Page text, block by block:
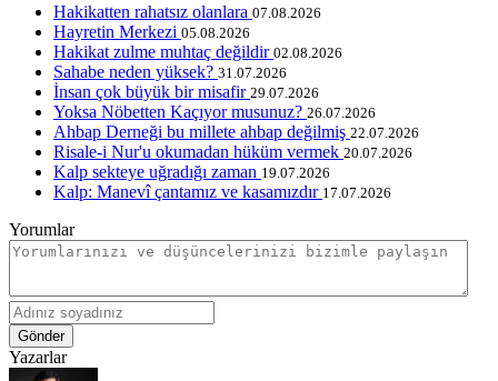
Hakikatten rahatsız olanlara 07.08.2026
Hayretin Merkezi 05.08.2026
Hakikat zulme muhtaç değildir 02.08.2026
Sahabe neden yüksek? 31.07.2026
İnsan çok büyük bir misafir 29.07.2026
Yoksa Nöbetten Kaçıyor musunuz? 26.07.2026
Ahbap Derneği bu millete ahbap değilmiş 22.07.2026
Risale-i Nur'u okumadan hüküm vermek 20.07.2026
Kalp sekteye uğradığı zaman 19.07.2026
Kalp: Manevî çantamız ve kasamızdır 17.07.2026
Yorumlar
Gönder
Yazarlar